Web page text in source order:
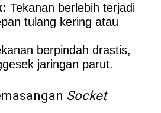
Tekanan berlebih terjadi
tulang kering atau
berpindah drastis,
jaringan parut.
Socket